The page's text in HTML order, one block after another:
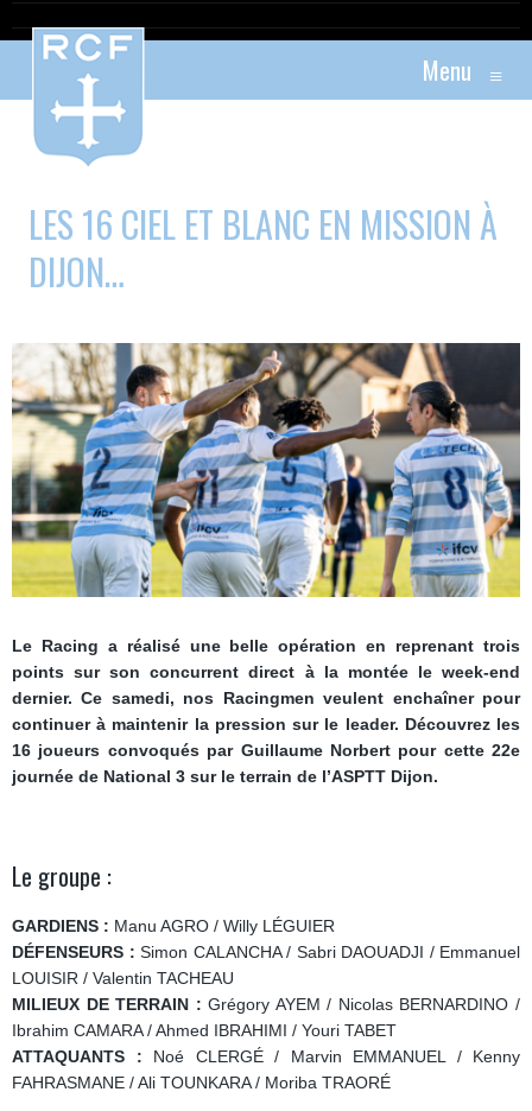
Menu ≡
LES 16 CIEL ET BLANC EN MISSION À
DIJON…
Le Racing a réalisé une belle opération en reprenant trois
points sur son concurrent direct à la montée le week-end
dernier. Ce samedi, nos Racingmen veulent enchaîner pour
continuer à maintenir la pression sur le leader. Découvrez les
16 joueurs convoqués par Guillaume Norbert pour cette 22e
journée de National 3 sur le terrain de l’ASPTT Dijon.
Le groupe :
GARDIENS : Manu AGRO / Willy LÉGUIER
DÉFENSEURS : Simon CALANCHA / Sabri DAOUADJI / Emmanuel
LOUISIR / Valentin TACHEAU
MILIEUX DE TERRAIN : Grégory AYEM / Nicolas BERNARDINO /
Ibrahim CAMARA / Ahmed IBRAHIMI / Youri TABET
ATTAQUANTS : Noé CLERGÉ / Marvin EMMANUEL / Kenny
FAHRASMANE / Ali TOUNKARA / Moriba TRAORÉ